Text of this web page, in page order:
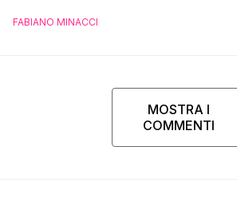
FABIANO MINACCI
MOSTRA I
COMMENTI